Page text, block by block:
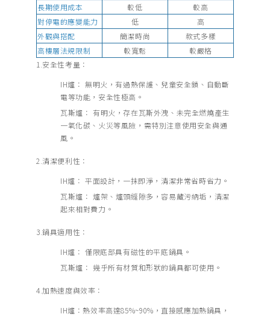
長期使用成本
較低
較高
對停電的應變能力
低
高
外觀與搭配
簡潔時尚
款式多樣
高樓層法規限制
較寬鬆
較嚴格
1.安全性考量：
IH爐： 無明火，有過熱保護、兒童安全鎖、自動斷
電等功能，安全性極高。
瓦斯爐： 有明火，存在瓦斯外洩、未完全燃燒產生
一氧化碳、火災等風險，需特別注意使用安全與通
風。
2.清潔便利性：
IH爐： 平面設計，一抹即淨，清潔非常省時省力。
瓦斯爐： 爐架、爐頭縫隙多，容易藏污納垢，清潔
起來相對費力。
3.鍋具適用性：
IH爐： 僅限底部具有磁性的平底鍋具。
瓦斯爐： 幾乎所有材質和形狀的鍋具都可使用。
4.加熱速度與效率：
IH爐：熱效率高達85%~90%，直接感應加熱鍋具，